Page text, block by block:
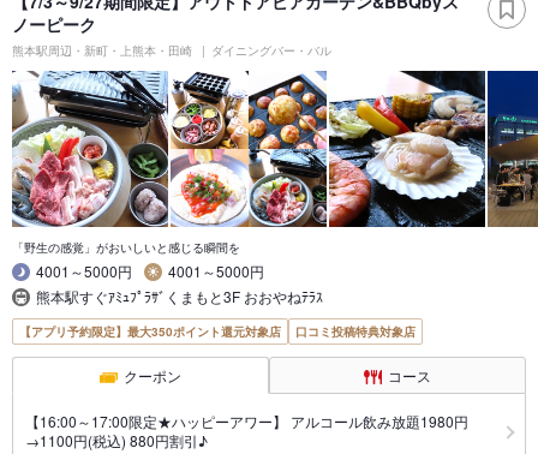
ノーピーク
熊本駅周辺・新町・上熊本・田崎 ダイニングバー・バル
「野生の感覚」がおいしいと感じる瞬間を
4001～5000円
4001～5000円
熊本駅すぐｱﾐｭﾌﾟﾗｻﾞくまもと3F おおやねﾃﾗｽ
【アプリ予約限定】最大350ポイント還元対象店 口コミ投稿特典対象店
クーポン コース
【16:00～17:00限定★ハッピーアワー】 アルコール飲み放題1980円
→1100円(税込) 880円割引♪